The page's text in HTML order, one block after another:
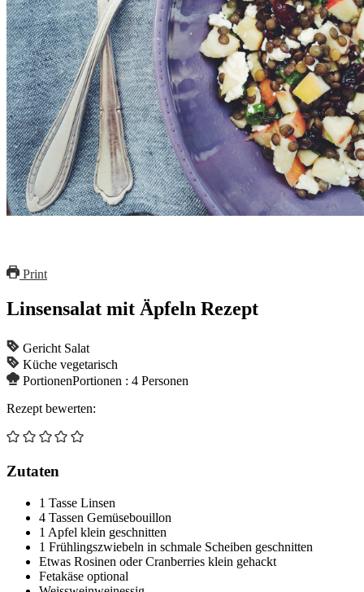
Print
Linsensalat mit Äpfeln Rezept
Gericht Salat
Küche vegetarisch
PortionenPortionen : 4 Personen
Rezept bewerten:
Zutaten
1 Tasse Linsen
4 Tassen Gemüsebouillon
1 Apfel klein geschnitten
1 Frühlingszwiebeln in schmale Scheiben geschnitten
Etwas Rosinen oder Cranberries klein gehackt
Fetakäse optional